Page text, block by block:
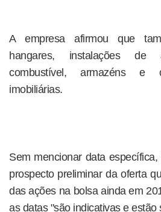
A empresa afirmou que
hangares, instalações de
combustível, armazéns e
imobiliárias.
Sem mencionar data
prospecto preliminar da oferta
das ações na bolsa ainda em
as datas "são indicativas e estão